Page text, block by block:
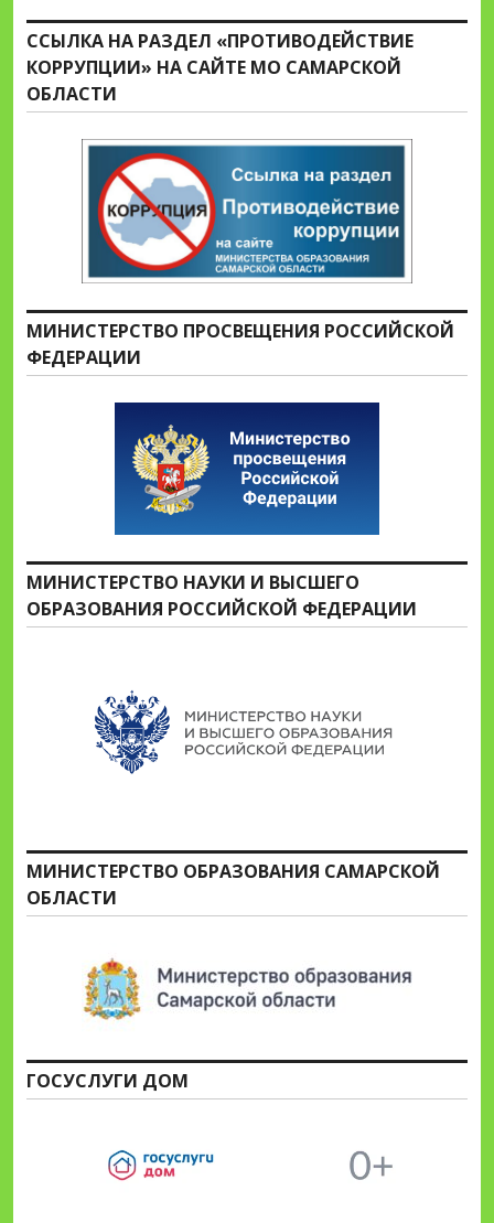
ССЫЛКА НА РАЗДЕЛ «ПРОТИВОДЕЙСТВИЕ
КОРРУПЦИИ» НА САЙТЕ МО САМАРСКОЙ
ОБЛАСТИ
МИНИСТЕРСТВО ПРОСВЕЩЕНИЯ РОССИЙСКОЙ
ФЕДЕРАЦИИ
МИНИСТЕРСТВО НАУКИ И ВЫСШЕГО
ОБРАЗОВАНИЯ РОССИЙСКОЙ ФЕДЕРАЦИИ
МИНИСТЕРСТВО ОБРАЗОВАНИЯ САМАРСКОЙ
ОБЛАСТИ
ГОСУСЛУГИ ДОМ